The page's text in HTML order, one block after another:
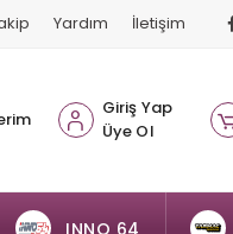
Yardım İletişim
Giriş Yap
Üye Ol
INNO 64